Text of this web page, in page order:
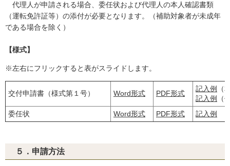
代理人が申請される場合、委任状および代理人の本人確認書類
（運転免許証等）の添付が必要となります。（補助対象者が未成年
である場合を除く）
【様式】
※左右にフリックすると表がスライドします。
交付申請書（様式第１号） Word形式 PDF形式
記入例
（
記入例
（
委任状
Word形式 PDF形式 記入例
５．申請方法